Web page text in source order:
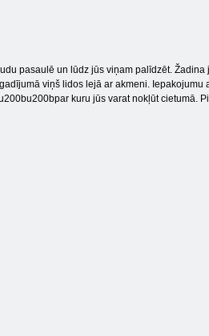
pasaulē un lūdz jūs viņam palīdzēt.
viņš lidos lejā ar akmeni.
kuru jūs varat nokļūt cietumā.